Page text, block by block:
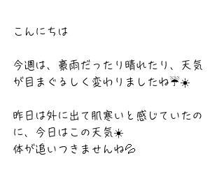
こんにちは
今週は、豪雨だったり晴れたり、天気
が目まぐるしく変わりましたね☔️☀️
昨日は外に出て肌寒いと感じていたの
に、今日はこの天気☀️
体が追いつきませんね💦